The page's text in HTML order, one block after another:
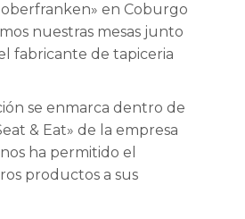
oberfranken» en Coburgo
nuestras mesas junto
fabricante de tapiceria
se enmarca dentro de
& Eat» de la empresa
ha permitido el
productos a sus